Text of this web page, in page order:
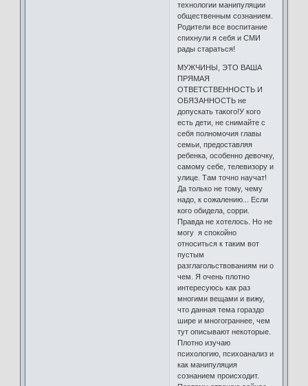
технологии манипуляции
общественным сознанием.
Родители все воспитание
спихнули я себя и СМИ
рады стараться!
МУЖЧИНЫ, ЭТО ВАША
ПРЯМАЯ
ОТВЕТСТВЕННОСТЬ И
ОБЯЗАННОСТЬ не
допускать такого!У кого
есть дети, не снимайте с
себя полномочия главы
семьи, предоставляя
ребенка, особенно девочку,
самому себе, телевизору и
улице. Там точно научат!
Да только не тому, чему
надо, к сожалению... Если
кого обидела, сорри.
Правда не хотелось. Но не
могу я спокойно
относиться к таким вот
пустым
разглагольствованиям ни о
чем. Я очень плотно
интересуюсь как раз
многими вещами и вижу,
что данная тема гораздо
шире и многограннее, чем
тут описывают некоторые.
Плотно изучаю
психологию, психоанализ и
как манипуляция
сознанием происходит.